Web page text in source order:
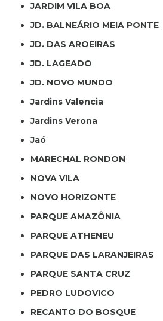
JARDIM VILA BOA
JD. BALNEÁRIO MEIA PONTE
JD. DAS AROEIRAS
JD. LAGEADO
JD. NOVO MUNDO
Jardins Valencia
Jardins Verona
Jaó
MARECHAL RONDON
NOVA VILA
NOVO HORIZONTE
PARQUE AMAZÔNIA
PARQUE ATHENEU
PARQUE DAS LARANJEIRAS
PARQUE SANTA CRUZ
PEDRO LUDOVICO
RECANTO DO BOSQUE